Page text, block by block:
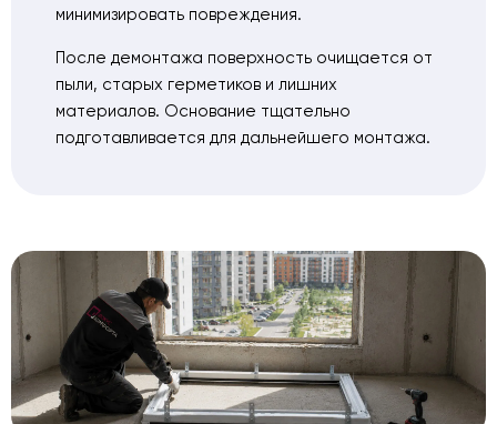
минимизировать повреждения.
После демонтажа поверхность очищается от
пыли, старых герметиков и лишних
материалов. Основание тщательно
подготавливается для дальнейшего монтажа.